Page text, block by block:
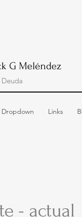
G Meléndez
Dropdown Links
- actual